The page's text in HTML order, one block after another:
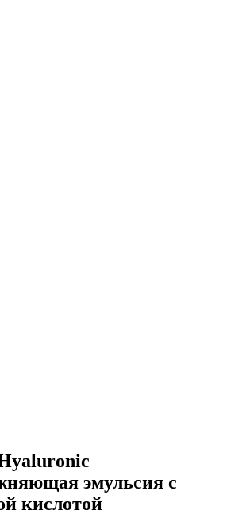
эмульсия с
кислотой